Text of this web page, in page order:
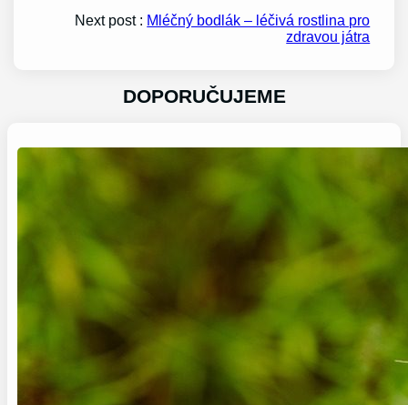
Next post : Mléčný bodlák – léčivá rostlina pro
zdravou játra
DOPORUČUJEME